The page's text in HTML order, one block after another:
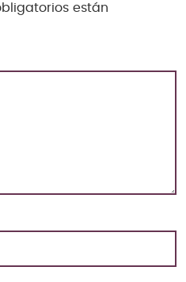
están